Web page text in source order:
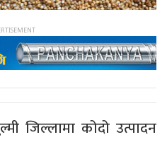
जिल्लामा कोदो उत्पादन